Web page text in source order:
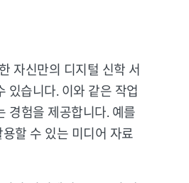
자신만의 디지털 신학 서
있습니다. 이와 같은 작업
경험을 제공합니다. 예를
할 수 있는 미디어 자료